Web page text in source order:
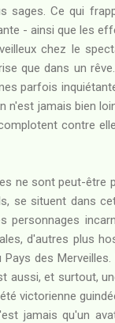
sages. Ce qui
- ainsi que les
chez le
que dans un
parfois
n'est jamais bien
contre
ne sont peut-être
se situent dans
personnages
d'autres plus
des
aussi, et surtout,
victorienne
jamais qu'un